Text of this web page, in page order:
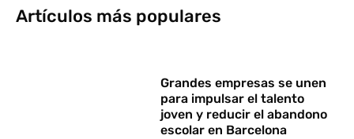
Artículos más populares
Grandes empresas se unen
para impulsar el talento
joven y reducir el abandono
escolar en Barcelona